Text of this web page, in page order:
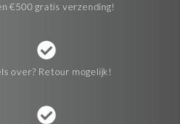
€500 gratis verzending!
over? Retour mogelijk!